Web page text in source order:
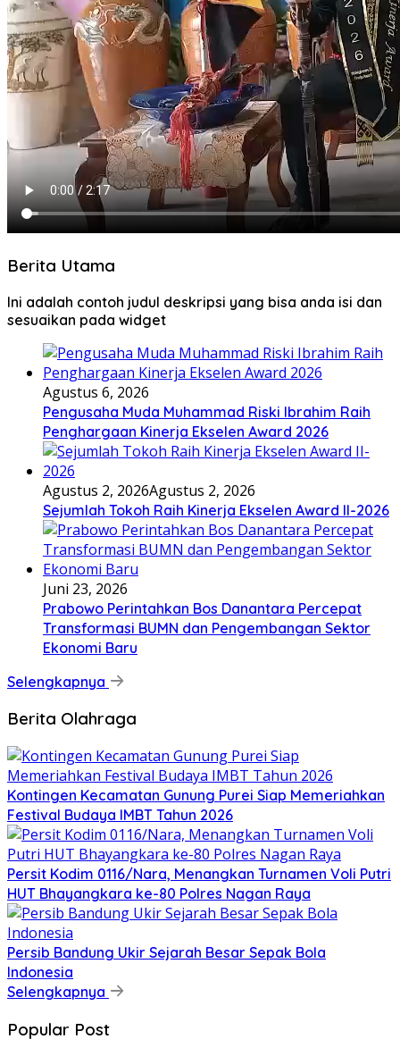
Berita Utama
Ini adalah contoh judul deskripsi yang bisa anda isi dan
sesuaikan pada widget
Agustus 6, 2026
Pengusaha Muda Muhammad Riski Ibrahim Raih
Penghargaan Kinerja Ekselen Award 2026
Agustus 2, 2026Agustus 2, 2026
Sejumlah Tokoh Raih Kinerja Ekselen Award II-2026
Juni 23, 2026
Prabowo Perintahkan Bos Danantara Percepat
Transformasi BUMN dan Pengembangan Sektor
Ekonomi Baru
Selengkapnya
Berita Olahraga
Kontingen Kecamatan Gunung Purei Siap Memeriahkan
Festival Budaya IMBT Tahun 2026
Persit Kodim 0116/Nara, Menangkan Turnamen Voli Putri
HUT Bhayangkara ke-80 Polres Nagan Raya
Persib Bandung Ukir Sejarah Besar Sepak Bola
Indonesia
Selengkapnya
Popular Post